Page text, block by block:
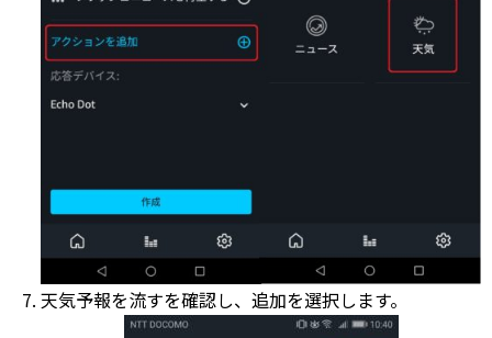
天気予報を流すを確認し、追加を選択します。